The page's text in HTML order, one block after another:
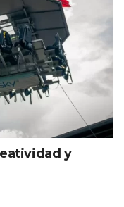
donde
para
agreguen
limpieza
VIP y
con
a
los días
y